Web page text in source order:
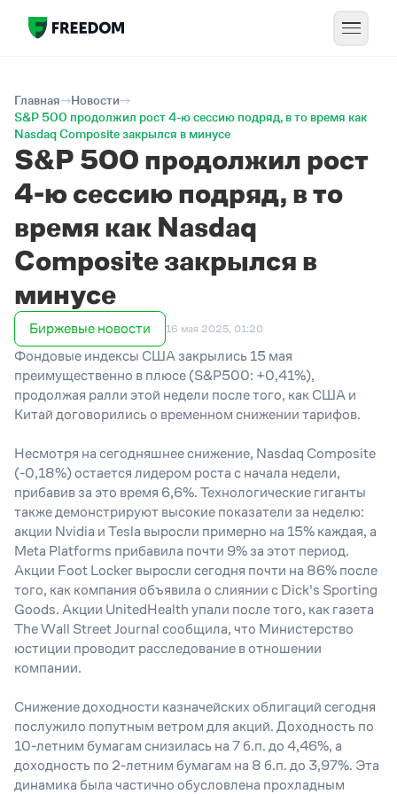
Главная
Новости
S&P 500 продолжил рост 4-ю сессию подряд, в то время как
Nasdaq Composite закрылся в минусе
S&P 500 продолжил рост
4-ю сессию подряд, в то
время как Nasdaq
Composite закрылся в
минусе
Биржевые новости 16 мая 2025, 01:20
Фондовые индексы США закрылись 15 мая
преимущественно в плюсе (S&P500: +0,41%),
продолжая ралли этой недели после того, как США и
Китай договорились о временном снижении тарифов.
Несмотря на сегодняшнее снижение, Nasdaq Composite
(-0,18%) остается лидером роста с начала недели,
прибавив за это время 6,6%. Технологические гиганты
также демонстрируют высокие показатели за неделю:
акции Nvidia и Tesla выросли примерно на 15% каждая, а
Meta Platforms прибавила почти 9% за этот период.
Акции Foot Locker выросли сегодня почти на 86% после
того, как компания объявила о слиянии с Dick's Sporting
Goods. Акции UnitedHealth упали после того, как газета
The Wall Street Journal сообщила, что Министерство
юстиции проводит расследование в отношении
компании.
Снижение доходности казначейских облигаций сегодня
послужило попутным ветром для акций. Доходность по
10-летним бумагам снизилась на 7 б.п. до 4,46%, а
доходность по 2-летним бумагам на 8 б.п. до 3,97%. Эта
динамика была частично обусловлена прохладным